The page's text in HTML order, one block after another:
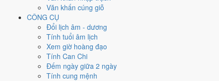
Văn khấn cúng giỗ
CÔNG CỤ
Đổi lịch âm - dương
Tính tuổi âm lịch
Xem giờ hoàng đạo
Tính Can Chi
Đếm ngày giữa 2 ngày
Tính cung mệnh
Chủy và Ngày Hắc Đạogây bất lợi.
Cách tính ngày tốt
Khai trương - mở cửa hàng
Trung bình
Khai trương - mở cửa hàng hôm nay ở
Ngày Hắc Đạo gây bất lợi.
Cách tính ngày tốt